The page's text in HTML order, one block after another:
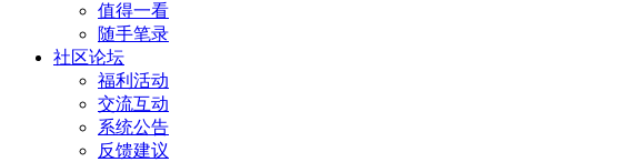
值得一看
随手笔录
社区论坛
福利活动
交流互动
系统公告
反馈建议